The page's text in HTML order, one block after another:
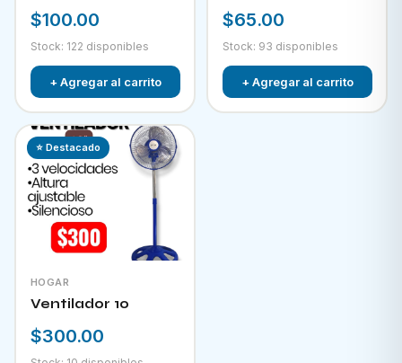
$100.00
Stock: 122 disponibles
+ Agregar al carrito
$65.00
Stock: 93 disponibles
+ Agregar al carrito
⭐ Destacado
HOGAR
Ventilador 10
$300.00